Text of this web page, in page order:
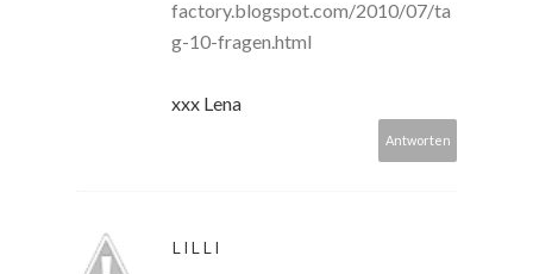
factory.blogspot.com/2010/07/ta
g-10-fragen.html
xxx Lena
Antworten
LILLI